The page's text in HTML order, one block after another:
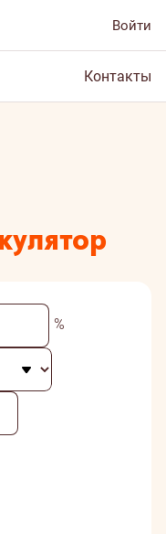
Войти
Контакты
%